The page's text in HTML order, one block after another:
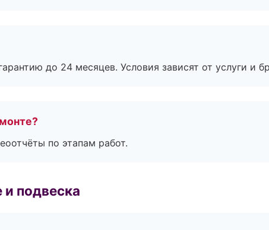
до 24 месяцев. Условия зависят от услуги и
по этапам работ.
подвеска